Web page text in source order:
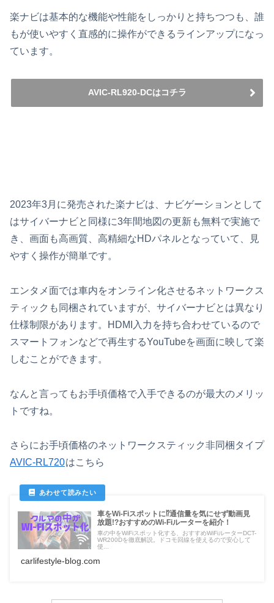
楽ナビは基本的な機能や性能をしっかりと持ちつつも、誰
もが使いやすく直感的に操作ができるラインアップになっ
ています。
AVIC-RL920-DCはコチラ
2023年3月に発売された楽ナビは、ナビゲーションとして
はサイバーナビと同様に3年間地図の更新も無料で実施で
き、画面も高画質、高精細なHDパネルとなっていて、見
やすく操作が簡単です。
エンタメ面では車内をオンライン化させるネットワークス
ティックも同梱されていますが、サイバーナビとは異なり
仕様制限があります。HDMI入力を持ち合わせているので
スマートフォンなどで再生するYouTubeを画面に映して楽
しむことができます。
なんと言ってもお手頃価格で入手できるのが最大のメリッ
トですね。
さらにお手頃価格のネットワークスティック非同梱タイプ
AVIC-RL720はこちら
車をWi-Fiスポットに⁉通信量を気にせず動画見
放題!?おすすめのWi-Fiルーターを紹介！
車の中をWiFiスポット化する、おすすめWiFiルーターDCT-
WR200Dを徹底解説。ドコモ回線を使えるので安心して
使...
carlifestyle-blog.com